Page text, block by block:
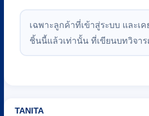
เฉพาะลูกค้าที่เข้าสู่ระบบ และเ
ชิ้นนี้แล้วเท่านั้น ที่เขียนบทวิจา
TANITA